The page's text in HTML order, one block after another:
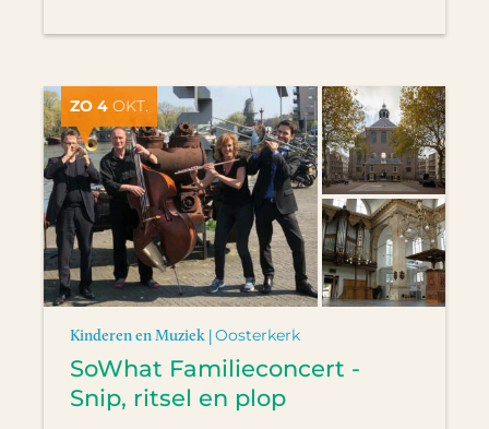
ZO 4 OKT.
Kinderen en Muziek |Oosterkerk
SoWhat Familieconcert -
Snip, ritsel en plop